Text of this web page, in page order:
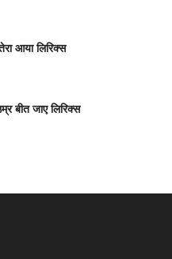
आया लिरिक्स
बीत जाए लिरिक्स